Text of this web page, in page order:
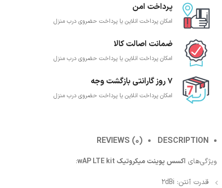
پرداخت امن
امکان پرداخت انلاین یا پرداخت حضروی درب منزل
ضمانت اصالت کالا
امکان پرداخت انلاین یا پرداخت حضروی درب منزل
7 روز گارانتی بازگشت وجه
امکان پرداخت انلاین یا پرداخت حضروی درب منزل
DESCRIPTION
REVIEWS (0)
ویژگی‌های اکسس پوینت میکروتیک wAP LTE kit
:
قدرت آنتن: 2dBi